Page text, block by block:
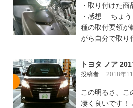
・取り付けた
・感想 ちょう
種の取付要領が
がら自分で取り
トヨタ ノア
投稿者 2018年
この明るさ、こ
凄く良いです！